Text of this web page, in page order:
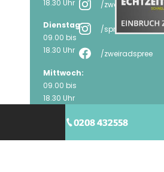
0208 432558
18.30 Uhr
Dienstag:
09.00 bis
18.30 Uhr
Mittwoch:
09.00 bis
18.30 Uhr
Donnerstag:
/zweirad.spree
/
/zweiradspree